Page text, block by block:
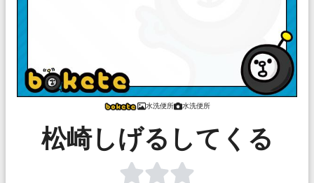
水洗便所 水洗便所
松崎しげるしてくる